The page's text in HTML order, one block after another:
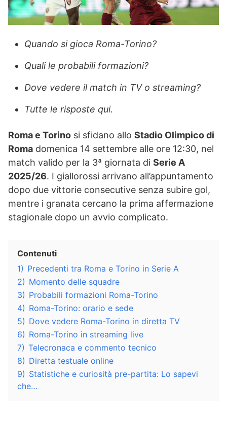
Quando si gioca Roma-Torino?
Quali le probabili formazioni?
Dove vedere il match in TV o streaming?
Tutte le risposte qui.
Roma e Torino si sfidano allo Stadio Olimpico di
Roma domenica 14 settembre alle ore 12:30, nel
match valido per la 3ª giornata di Serie A
2025/26. I giallorossi arrivano all’appuntamento
dopo due vittorie consecutive senza subire gol,
mentre i granata cercano la prima affermazione
stagionale dopo un avvio complicato.
Contenuti
1) Precedenti tra Roma e Torino in Serie A
2) Momento delle squadre
3) Probabili formazioni Roma-Torino
4) Roma-Torino: orario e sede
5) Dove vedere Roma-Torino in diretta TV
6) Roma-Torino in streaming live
7) Telecronaca e commento tecnico
8) Diretta testuale online
9) Statistiche e curiosità pre-partita: Lo sapevi
che…